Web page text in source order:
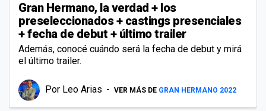
Gran Hermano, la verdad + los
preseleccionados + castings presenciales
+ fecha de debut + último trailer
Además, conocé cuándo será la fecha de debut y mirá
el último trailer.
Por Leo Arias VER MÁS DE GRAN HERMANO 2022